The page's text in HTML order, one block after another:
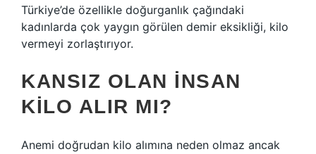
Türkiye’de özellikle doğurganlık çağındaki
kadınlarda çok yaygın görülen demir eksikliği, kilo
vermeyi zorlaştırıyor.
KANSIZ OLAN INSAN
KILO ALIR MI?
Anemi doğrudan kilo alımına neden olmaz ancak